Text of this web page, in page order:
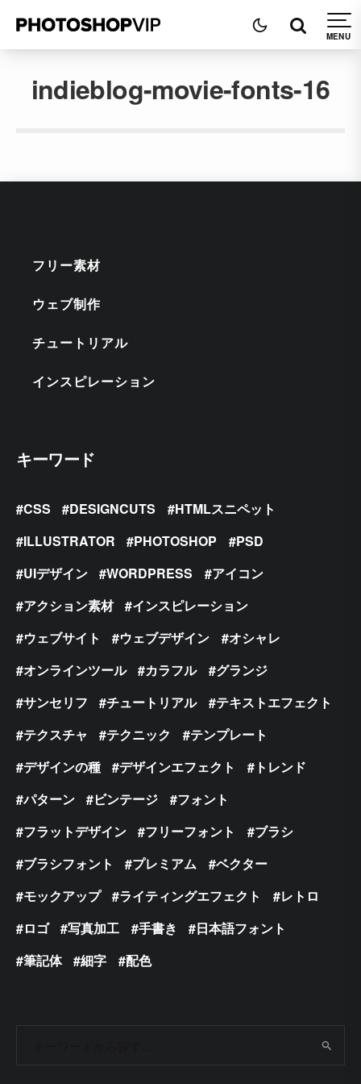
indieblog-movie-fonts-16
フリー素材
ウェブ制作
チュートリアル
インスピレーション
キーワード
CSS DESIGNCUTS
HTMLスニペット
ILLUSTRATOR
PHOTOSHOP
PSD
UIデザイン
WORDPRESS
アイコン
アクション素材
インスピレーション
ウェブサイト
ウェブデザイン
オシャレ
オンラインツール
カラフル
グランジ
サンセリフ
チュートリアル
テキストエフェクト
テクスチャ
テクニック
テンプレート
デザインの種
デザインエフェクト
トレンド
パターン
ビンテージ
フォント
フラットデザイン
フリーフォント
ブラシ
ブラシフォント
プレミアム
ベクター
モックアップ
ライティングエフェクト
レトロ
ロゴ
写真加工 手書き
日本語フォント
筆記体
細字 配色